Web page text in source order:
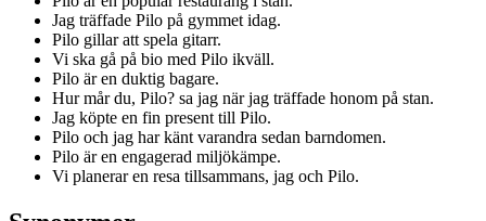
Jag träffade Pilo på gymmet idag.
Pilo gillar att spela gitarr.
Vi ska gå på bio med Pilo ikväll.
Pilo är en duktig bagare.
Hur mår du, Pilo? sa jag när jag träffade honom på stan.
Jag köpte en fin present till Pilo.
Pilo och jag har känt varandra sedan barndomen.
Pilo är en engagerad miljökämpe.
Vi planerar en resa tillsammans, jag och Pilo.